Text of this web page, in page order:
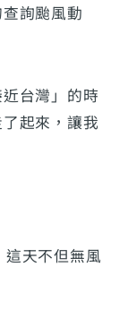
詢颱風動
台灣」的時
起來，讓我
這天不但無風